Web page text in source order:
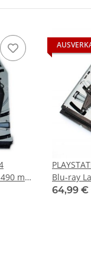
mit
ohne
Blu-ray
1200 |
64,99 €